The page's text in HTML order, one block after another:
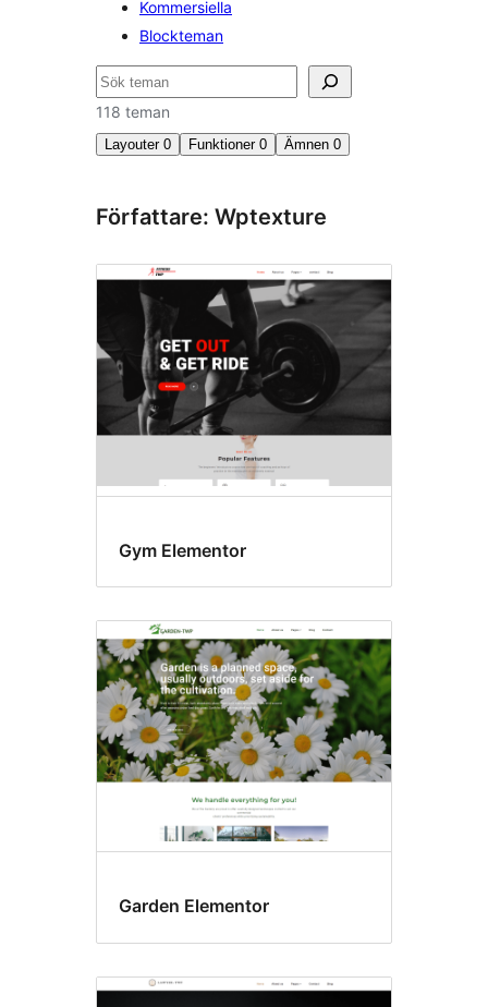
Kommersiella
Blockteman
Sök
118 teman
Layouter 0 Funktioner 0 Ämnen 0
Författare: Wptexture
Gym Elementor
Garden Elementor